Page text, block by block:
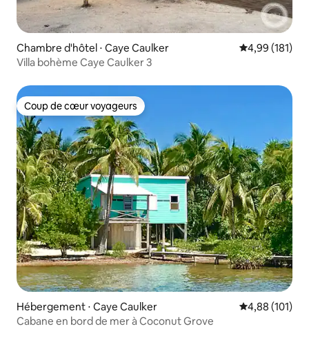
Chambre d'hôtel ⋅ Caye Caulker Évaluation
4,99 (181)
Villa bohème Caye Caulker 3
Coup de cœur voyageurs
Coup de cœur voyageurs
Hébergement ⋅ Caye Caulker Évaluation
4,88 (101)
Cabane en bord de mer à Coconut Grove